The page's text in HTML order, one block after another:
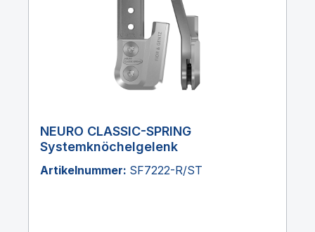
NEURO CLASSIC-SPRING
Systemknöchelgelenk
Artikelnummer: SF7222-R/ST